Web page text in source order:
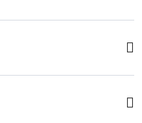
contattare le Guide